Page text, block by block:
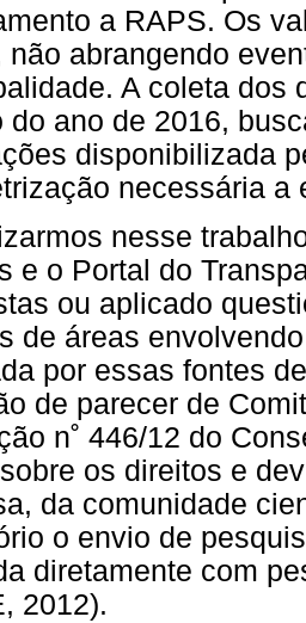
a RAPS. Os
não abrangendo
A coleta dos
do ano de 2016,
disponibilizada
necessária a
nesse
e o Portal do
ou aplicado
de áreas
por essas fontes
de parecer de
n˚ 446/12 do
os direitos e
da comunidade
o envio de
diretamente com
2012).